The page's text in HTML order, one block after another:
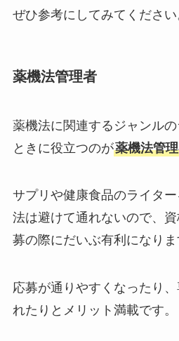
ぜひ参考にしてみてください
薬機法管理者
薬機法に関連するジャンル
ときに役立つのが薬機法管
サプリや健康食品のライタ
法は避けて通れないので、
募の際にだいぶ有利になりま
応募が通りやすくなったり
れたりとメリット満載です。